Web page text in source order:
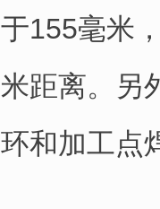
于155毫米
米距离。另
环和加工点